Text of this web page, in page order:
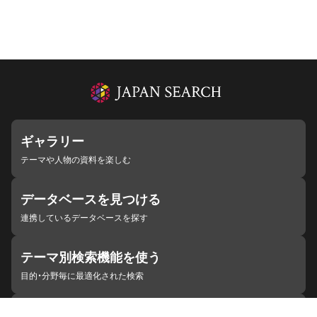
ギャラリー
テーマや人物の資料を楽しむ
データベースを見つける
連携しているデータベースを探す
テーマ別検索機能を使う
目的・分野毎に最適化された検索